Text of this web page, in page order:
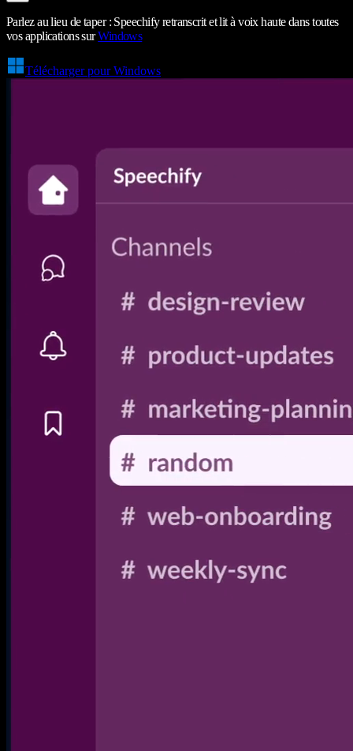
Parlez au lieu de taper : Speechify retranscrit et lit à voix haute dans toutes
vos applications surWindows
Télécharger pour Windows